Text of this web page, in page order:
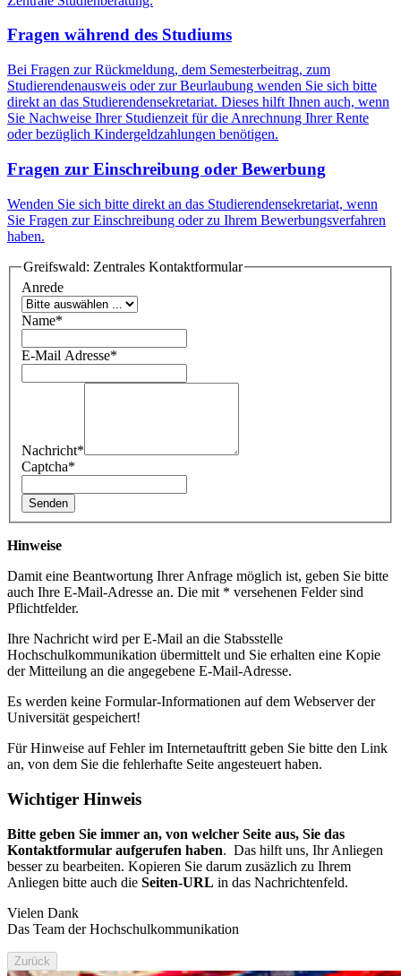
Fragen während des Studiums
Bei Fragen zur Rückmeldung, dem Semesterbeitrag, zum
Studierendenausweis oder zur Beurlaubung wenden Sie sich bitte
direkt an das Studierendensekretariat. Dieses hilft Ihnen auch, wenn
Sie Nachweise Ihrer Studienzeit für die Anrechnung Ihrer Rente
oder bezüglich Kindergeldzahlungen benötigen.
Fragen zur Einschreibung oder Bewerbung
Wenden Sie sich bitte direkt an das Studierendensekretariat, wenn
Sie Fragen zur Einschreibung oder zu Ihrem Bewerbungsverfahren
haben.
Greifswald: Zentrales Kontaktformular
Anrede
Name*
E-Mail Adresse*
Nachricht*
Captcha*
Senden
Hinweise
Damit eine Beantwortung Ihrer Anfrage möglich ist, geben Sie bitte
auch Ihre E-Mail-Adresse an. Die mit * versehenen Felder sind
Pflichtfelder.
Ihre Nachricht wird per E-Mail an die Stabsstelle
Hochschulkommunikation übermittelt und Sie erhalten eine Kopie
der Mitteilung an die angegebene E-Mail-Adresse.
Es werden keine Formular-Informationen auf dem Webserver der
Universität gespeichert!
Für Hinweise auf Fehler im Internetauftritt geben Sie bitte den Link
an, von dem Sie die fehlerhafte Seite angesteuert haben.
Wichtiger Hinweis
Bitte geben Sie immer an, von welcher Seite aus, Sie das
Kontaktformular aufgerufen haben. Das hilft uns, Ihr Anliegen
besser zu bearbeiten. Kopieren Sie darum zusäzlich zu Ihrem
Anliegen bitte auch die Seiten-URL in das Nachrichtenfeld.
Vielen Dank
Das Team der Hochschulkommunikation
Zurück